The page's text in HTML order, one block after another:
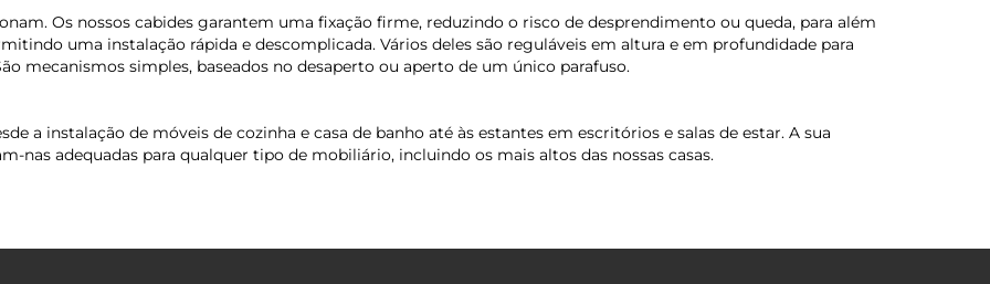
Os nossos cabides garantem uma fixação firme, reduzindo o risco de desprendimento ou queda, para além
uma instalação rápida e descomplicada. Vários deles são reguláveis em altura e em profundidade para
mecanismos simples, baseados no desaperto ou aperto de um único parafuso.
a instalação de móveis de cozinha e casa de banho até às estantes em escritórios e salas de estar. A sua
nas adequadas para qualquer tipo de mobiliário, incluindo os mais altos das nossas casas.